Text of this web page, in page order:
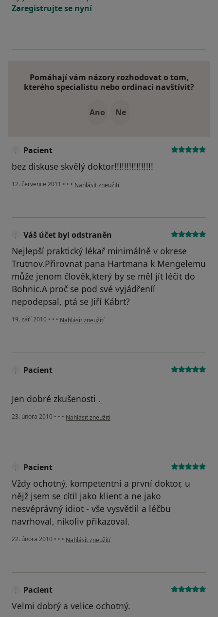
Zaregistrujte se nyní
Pomáhají vám názory rozhodovat o tom,
kterého specialistu nebo ordinaci navštívit?
Ano Ne
Pacient
bez diskuse skvělý doktor!!!!!!!!!!!!!!!!
12. července 2011 • • • podle názoru uživatele Pacient
Nahlásit zneužití
Váš účet byl odstraněn
Nejlepší praktický lékař minimálně v okrese
Trutnov.Přirovnat pana Hartmana k Mengelemu
může jenom člověk,který by se měl jít léčit do
Bohnic.A proč se pod své vyjádřeníí
nepodepsal, ptá se Jiří Kábrt?
19. září 2010 • • • podle názoru uživatele Váš účet byl odstraněn
Nahlásit zneužití
Pacient
Jen dobré zkušenosti .
23. února 2010 • • • podle názoru uživatele Pacient
Nahlásit zneužití
Pacient
Vždy ochotný, kompetentní a první doktor, u
nějž jsem se cítil jako klient a ne jako
nesvéprávný idiot - vše vysvětlil a léčbu
navrhoval, nikoliv přikazoval.
22. února 2010 • • • podle názoru uživatele Pacient
Nahlásit zneužití
Pacient
Velmi dobrý a velice ochotný.